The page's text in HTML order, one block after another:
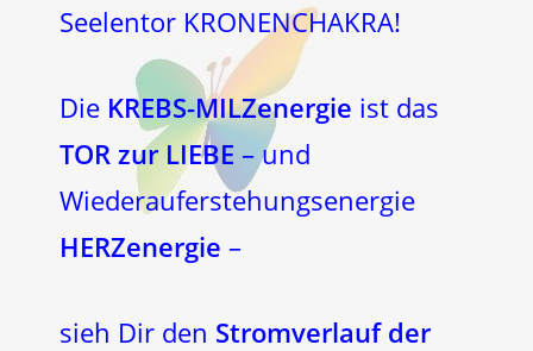
Seelentor KRONENCHAKRA!
Die KREBS-MILZenergie ist das
TOR zur LIEBE – und
Wiederauferstehungsenergie
HERZenergie –
sieh Dir den Stromverlauf der